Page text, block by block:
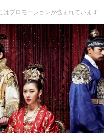
はプロモーションが含まれています